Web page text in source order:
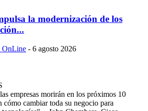
la modernización de los
OnLine - 6 agosto 2026
empresas morirán en los próximos 10
cómo cambiar toda su negocio para